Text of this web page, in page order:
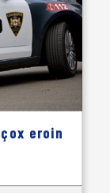
eroin